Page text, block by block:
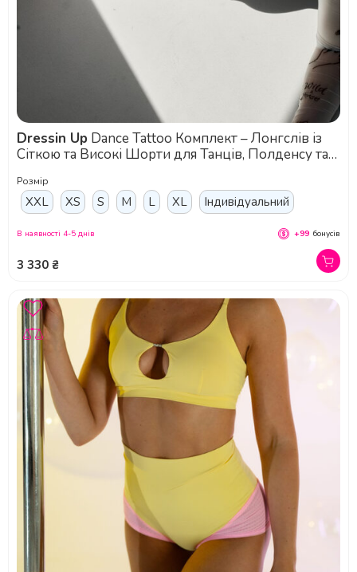
Dressin Up
Сіткою та Високі Шорти для Танців, Полденсу та
Розмір
XXL XS S M L XL Індивідуальний
3 330 ₴
В наявності 4-5 днів +99 бонусів